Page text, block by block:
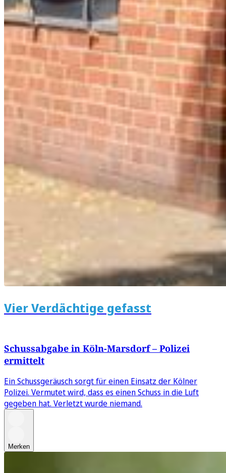
Vier Verdächtige gefasst
Schussabgabe in Köln-Marsdorf – Polizei
ermittelt
Ein Schussgeräusch sorgt für einen Einsatz der Kölner
Polizei. Vermutet wird, dass es einen Schuss in die Luft
gegeben hat. Verletzt wurde niemand.
Merken